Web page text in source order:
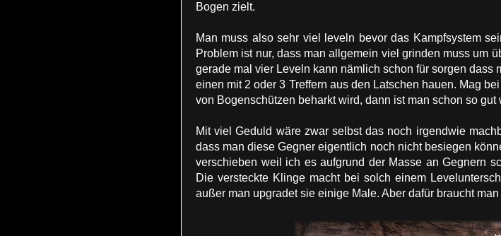
Bogen zielt.
Man muss also sehr viel leveln bevor das Kampfsystem
Problem ist nur, dass man allgemein viel grinden muss um
gerade mal vier Leveln kann nämlich schon für sorgen
einen mit 2 oder 3 Treffern aus den Latschen hauen. Mag
von Bogenschützen beharkt wird, dann ist man schon so gut
Mit viel Geduld wäre zwar selbst das noch irgendwie
dass man diese Gegner eigentlich noch nicht besiegen
verschieben weil ich es aufgrund der Masse an Gegnern
Die versteckte Klinge macht bei solch einem
außer man upgradet sie einige Male. Aber dafür braucht